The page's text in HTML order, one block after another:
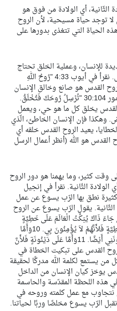
الثّانية، أي الولادة من فوق هو
توجد حياة مسيحية، لأن الروح
الحياة التي تتغذى بدورها على
للإنسان، وعملية الخلق تحتاج
إلى خالق، والخالق هو الروح القدس. نقرأ في أيوب 4:33 "رُوحُ اللهِ
القدس هو صانع وخالق الإنسان
الجديد. ونجد نفس المعنى في مزمور 30:104 "تُرْسِلُ رُوحَكَ فَتُخْلَقُ.
يخلق كل ما هو حي، ويعمل
وهكذا فإن الإنسان الخاطئ، الّذي
يعيد الروح القدس خلقه أي
القدس هو الله (أنظر أعمال الرسل
كثير، وما يهمنا هو دور الروح
الثّانية. نقرأ في إنجيل
نطق بها الرّب يسوع عن عمل
يقول الرّب يسوع عن الروح
8:16-11: " وَمَتَى جَاءَ ذَاكَ يُبَكِّتُ الْعَالَمَ عَلَى خَطِيَّةٍ
وَعَلَى بِرّ وَعَلَى دَيْنُونَةٍ: 9أَمَّا عَلَى خَطِيَّةٍ فَلأَنَّهُمْ لاَ يُؤْمِنُونَ بِي. 10وَأَمَّا
عَلَى بِرّ فَلأَنِّي ذَاهِبٌ إِلَى أَبِي وَلاَ تَرَوْنَنِي أَيْضًا. 11وَأَمَّا عَلَى دَيْنُونَةٍ فَلأَنَّ
القدس على تبكيت الخطاة في
من يستمع لكلمة الله مدركًا لحقيقة
يوخز كيان الإنسان من الداخل
هذه اللحظة المقدّسة والحاسمة
نتجاوب مع عمل كلمته وروحه في
الرّب يسوع مخلصًا وربًا لحياتنا.